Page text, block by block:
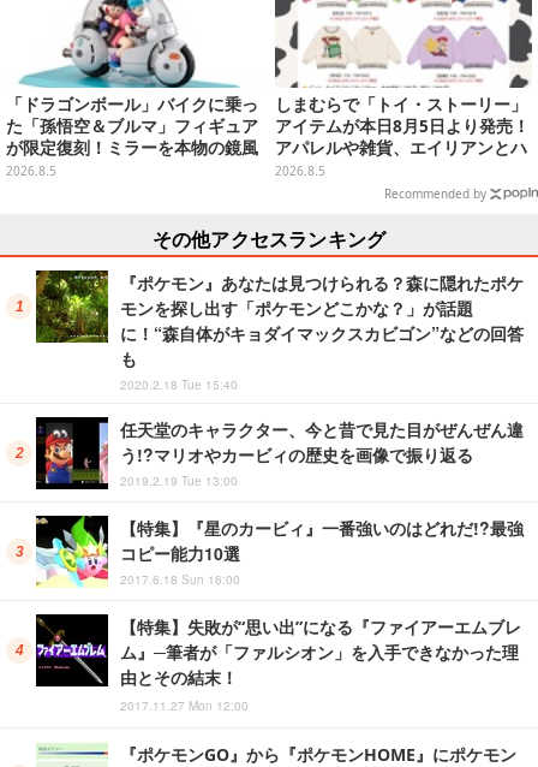
「ドラゴンボール」バイクに乗っ
た「孫悟空＆ブルマ」フィギュア
が限定復刻！ミラーを本物の鏡風
や、ブルマの目元が映りこむ描写
2026.8.5
しまむらで「トイ・ストーリー」
アイテムが本日8月5日より発売！
アパレルや雑貨、エイリアンとハ
ムのダイカットクッションなど盛
2026.8.5
Recommended by
その他アクセスランキング
『ポケモン』あなたは見つけられる？森に隠れたポケ
モンを探し出す「ポケモンどこかな？」が話題
に！“森自体がキョダイマックスカビゴン”などの回答
も
2020.2.18 Tue 15:40
任天堂のキャラクター、今と昔で見た目がぜんぜん違
う!?マリオやカービィの歴史を画像で振り返る
2019.2.19 Tue 13:00
【特集】『星のカービィ』一番強いのはどれだ!?最強
コピー能力10選
2017.6.18 Sun 16:00
【特集】失敗が“思い出”になる『ファイアーエムブレ
ム』─筆者が「ファルシオン」を入手できなかった理
由とその結末！
2017.11.27 Mon 12:00
『ポケモンGO』から『ポケモンHOME』にポケモン